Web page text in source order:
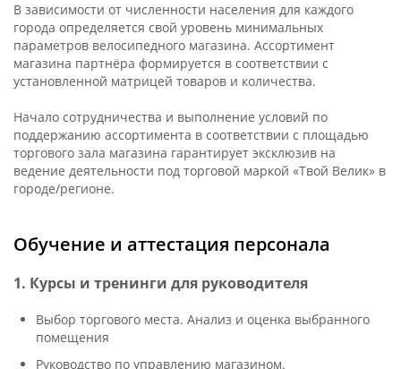
В зависимости от численности населения для каждого
города определяется свой уровень минимальных
параметров велосипедного магазина. Ассортимент
магазина партнёра формируется в соответствии с
установленной матрицей товаров и количества.
Начало сотрудничества и выполнение условий по
поддержанию ассортимента в соответствии с площадью
торгового зала магазина гарантирует эксклюзив на
ведение деятельности под торговой маркой «Твой Велик» в
городе/регионе.
Обучение и аттестация персонала
1. Курсы и тренинги для руководителя
Выбор торгового места. Анализ и оценка выбранного
помещения
Руководство по управлению магазином.